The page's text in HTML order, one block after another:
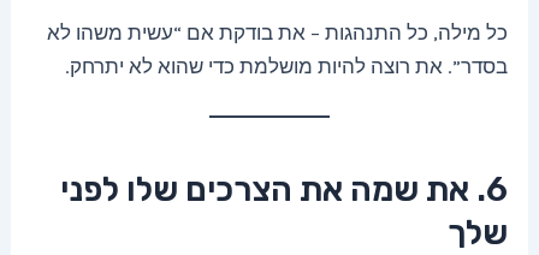
כל מילה, כל התנהגות – את בודקת אם “עשית משהו לא
בסדר”. את רוצה להיות מושלמת כדי שהוא לא יתרחק.
6. את שמה את הצרכים שלו לפני
שלך